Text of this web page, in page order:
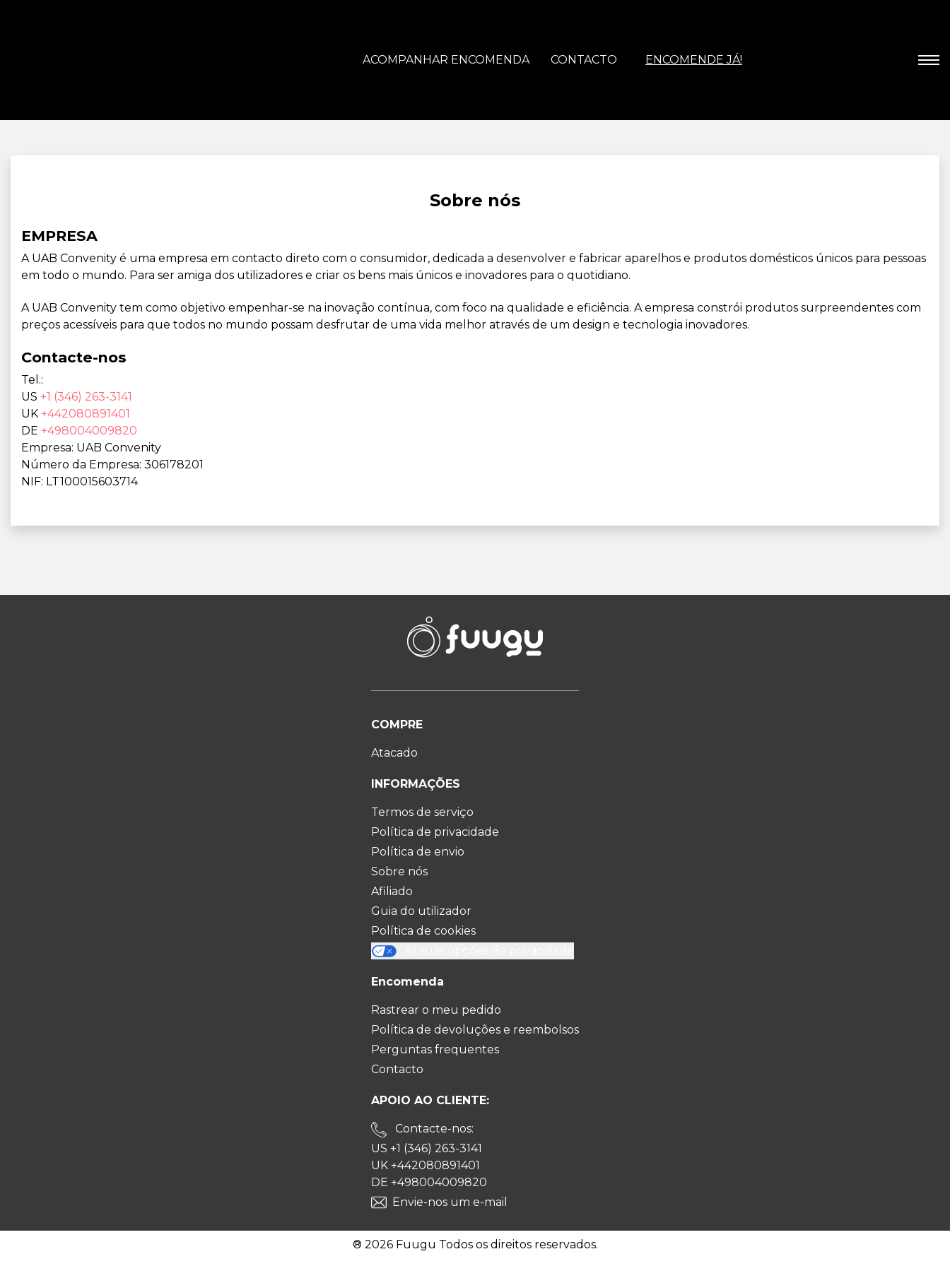
ACOMPANHAR ENCOMENDA CONTACTO ENCOMENDE JÁ!
Sobre nós
EMPRESA
A UAB Convenity é uma empresa em contacto direto com o consumidor, dedicada a desenvolver e fabricar aparelhos e produtos domésticos únicos para pessoas
em todo o mundo. Para ser amiga dos utilizadores e criar os bens mais únicos e inovadores para o quotidiano.
A UAB Convenity tem como objetivo empenhar-se na inovação contínua, com foco na qualidade e eficiência. A empresa constrói produtos surpreendentes com
preços acessíveis para que todos no mundo possam desfrutar de uma vida melhor através de um design e tecnologia inovadores.
Contacte-nos
Tel.:
US +1 (346) 263-3141
UK +442080891401
DE +498004009820
Empresa: UAB Convenity
Número da Empresa: 306178201
NIF: LT100015603714
COMPRE
Atacado
INFORMAÇÕES
Termos de serviço
Política de privacidade
Política de envio
Sobre nós
Afiliado
Guia do utilizador
Política de cookies
Encomenda
Rastrear o meu pedido
Política de devoluções e reembolsos
Perguntas frequentes
Contacto
APOIO AO CLIENTE:
Contacte-nos:
US +1 (346) 263-3141
UK +442080891401
DE +498004009820
Envie-nos um e-mail
® 2026 Fuugu Todos os direitos reservados.